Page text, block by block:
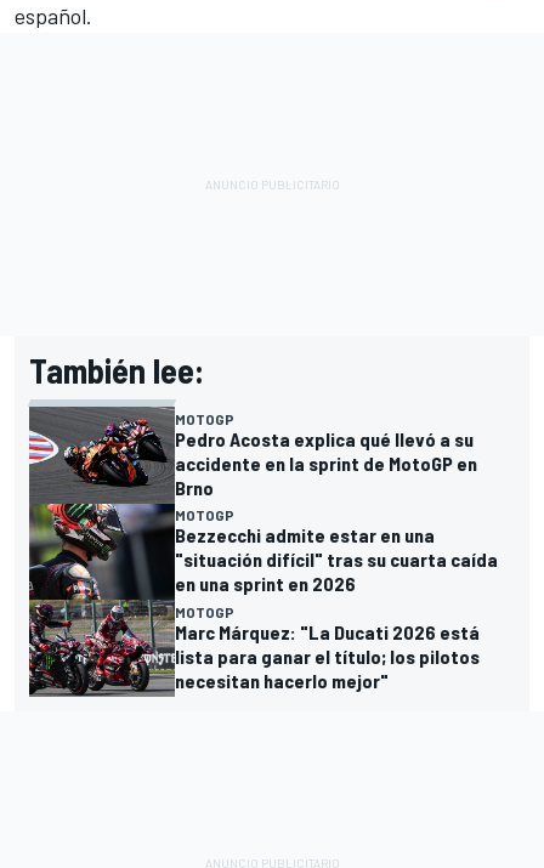
español.
También lee:
MOTOGP
Pedro Acosta explica qué llevó a su
accidente en la sprint de MotoGP en
Brno
MOTOGP
Bezzecchi admite estar en una
"situación difícil" tras su cuarta caída
en una sprint en 2026
MOTOGP
Marc Márquez: "La Ducati 2026 está
lista para ganar el título; los pilotos
necesitan hacerlo mejor"